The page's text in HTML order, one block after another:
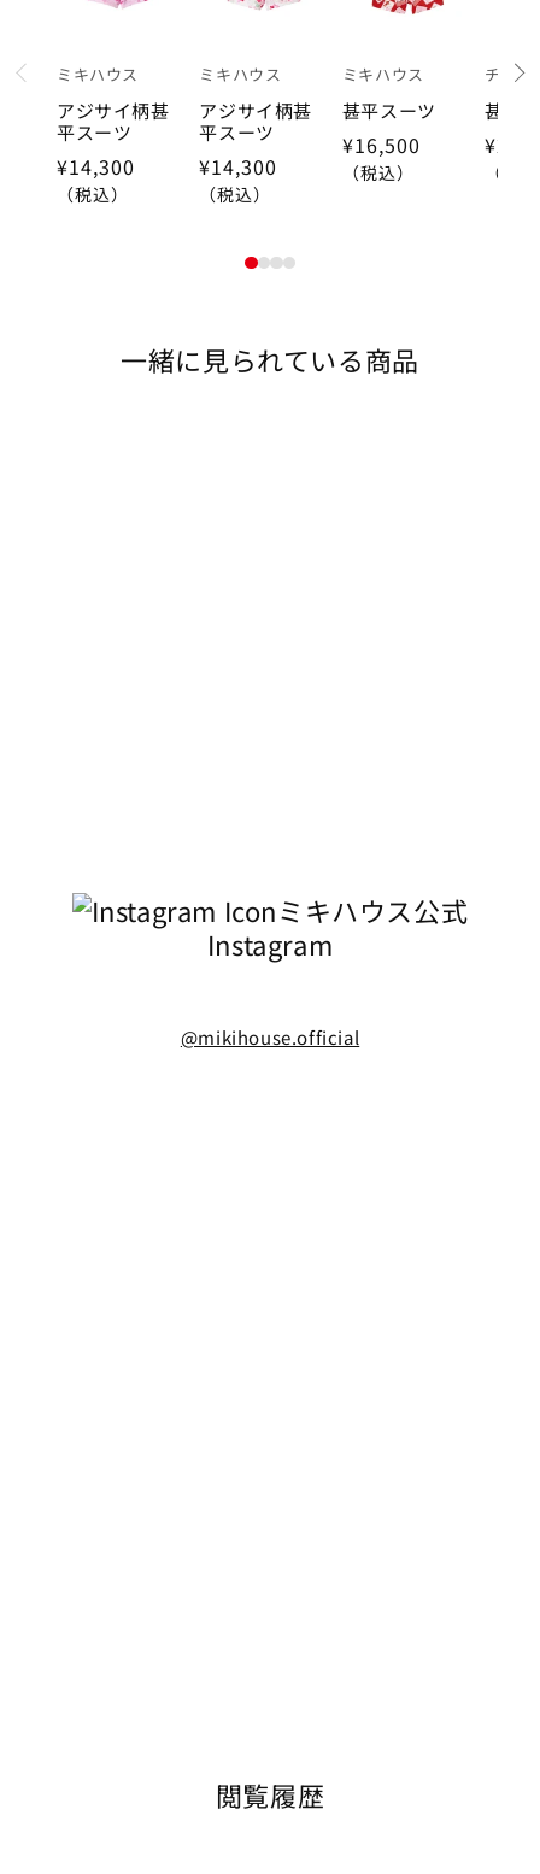
ミキハウス
アジサイ柄甚
平スーツ
¥14,300
（税込）
ミキハウス
アジサイ柄甚
平スーツ
¥14,300
（税込）
ミキハウス
甚平スーツ
¥16,500
（税込）
チエコ
甚平
（税
prev
123
一緒に見られている商品
ミキハウス公式
Instagram
@mikihouse.official
閲覧履歴